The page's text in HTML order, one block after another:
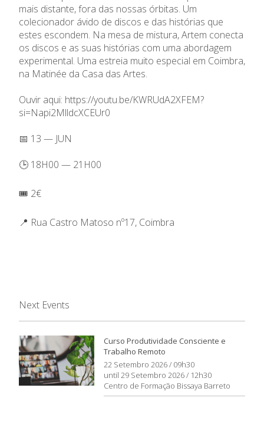
mais distante, fora das nossas órbitas. Um
colecionador ávido de discos e das histórias que
estes escondem. Na mesa de mistura, Artem conecta
os discos e as suas histórias com uma abordagem
experimental. Uma estreia muito especial em Coimbra,
na Matinée da Casa das Artes.
Ouvir aqui: https://youtu.be/KWRUdA2XFEM?
si=Napi2MlldcXCEUr0
📅 13 — JUN
🕒 18H00 — 21H00
🎟️ 2€
📍 Rua Castro Matoso nº17, Coimbra
Next Events
Curso Produtividade Consciente e
Trabalho Remoto
22 Setembro 2026 / 09h30
until 29 Setembro 2026 / 12h30
Centro de Formação Bissaya Barreto